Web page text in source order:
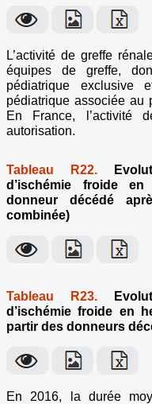
L’activité de greffe
équipes de greffe,
pédiatrique
pédiatrique associée au
En France, l’activité
autorisation.
Tableau R22.
d’ischémie froide
donneur décédé
combinée)
Tableau R23.
d’ischémie froide en
partir des donneurs
En 2016, la durée